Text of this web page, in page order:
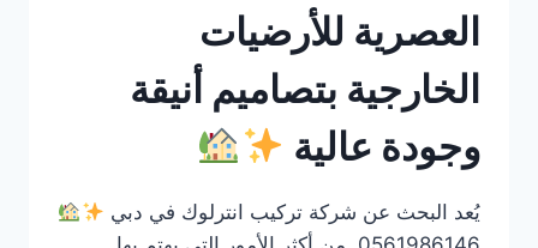
العصرية للأرضيات
الخارجية بتصاميم أنيقة
وجودة عالية
يُعد البحث عن شركة تركيب انترلوك في دبي